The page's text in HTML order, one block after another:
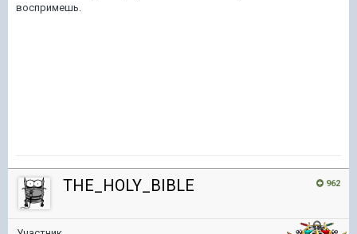
воспримешь.
962
THE_HOLY_BIBLE